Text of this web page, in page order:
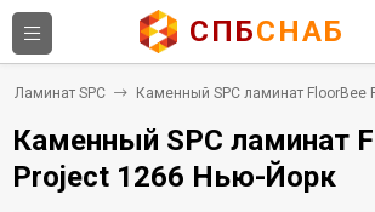
СПБСНАБ
Ламинат SPC Каменный SPC ламинат FloorBee
Каменный SPC ламинат
Project 1266 Нью-Йорк